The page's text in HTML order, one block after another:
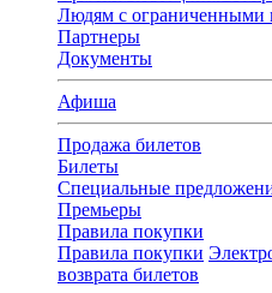
Людям с ограниченными
Партнеры
Документы
Афиша
Продажа билетов
Билеты
Специальные
Премьеры
Правила покупки
Правила покупки
возврата билетов